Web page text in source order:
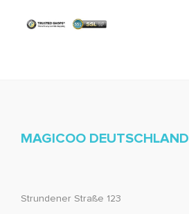
MAGICOO DEUTSCHLAND
Strundener Straße 123